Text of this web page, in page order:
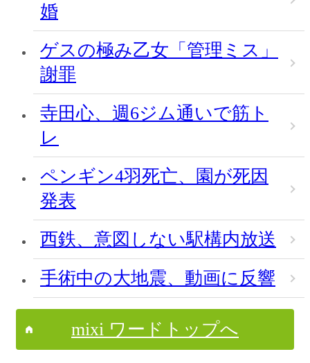
婚
ゲスの極み乙女「管理ミス」
謝罪
寺田心、週6ジム通いで筋ト
レ
ペンギン4羽死亡、園が死因
発表
西鉄、意図しない駅構内放送
手術中の大地震、動画に反響
mixi ワードトップへ